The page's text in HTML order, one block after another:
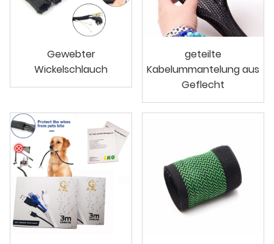
Gewebter
Wickelschlauch
geteilte
Kabelummantelung aus
Geflecht